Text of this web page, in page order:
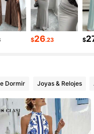
$26.23 $
Dormir Joyas & Relojes